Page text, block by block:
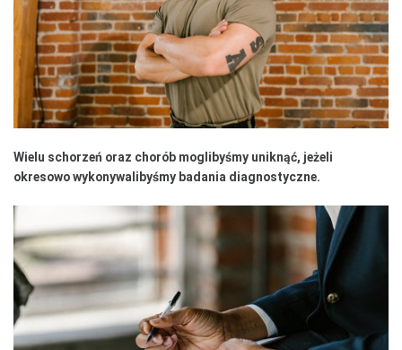
Wielu schorzeń oraz chorób moglibyśmy uniknąć, jeżeli
okresowo wykonywalibyśmy badania diagnostyczne.